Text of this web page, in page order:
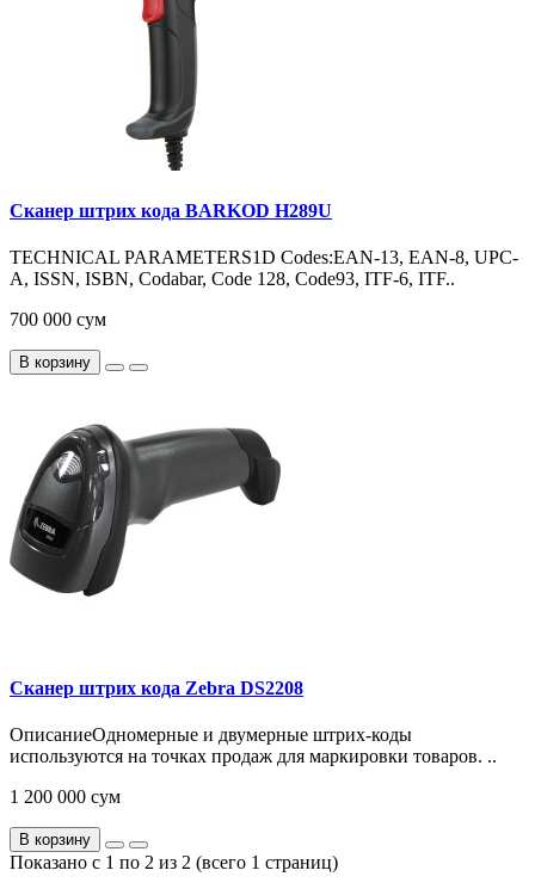
Сканер штрих кода BARKOD H289U
TECHNICAL PARAMETERS1D Codes:EAN-13, EAN-8, UPC-
A, ISSN, ISBN, Codabar, Code 128, Code93, ITF-6, ITF..
700 000 сум
В корзину
Сканер штрих кода Zebra DS2208
ОписаниеОдномерные и двумерные штрих-коды
используются на точках продаж для маркировки товаров. ..
1 200 000 сум
В корзину
Показано с 1 по 2 из 2 (всего 1 страниц)